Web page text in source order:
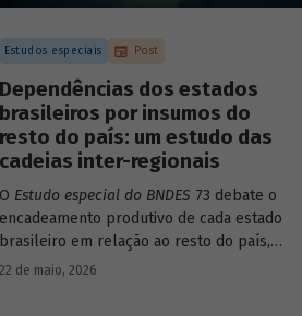
Estudos especiais Post
Dependências dos estados
brasileiros por insumos do
resto do país: um estudo das
cadeias inter-regionais
O Estudo especial do BNDES 73 debate o
encadeamento produtivo de cada estado
brasileiro em relação ao resto do país,
analisando seu nível de dependência e
22 de maio, 2026